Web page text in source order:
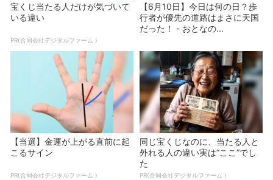
宝くじ当たる人だけが気づいて
いる違い
PR(合同会社デジタルファーム )
【6月10日】今日は何の日？歩
行者が優先の道路はまさに天国
だった！ - おとなの...
【当選】金運が上がる直前に起
こるサイン
PR(合同会社デジタルファーム )
同じ宝くじなのに、当たる人と
外れる人の違い実は“ここ”でし
た
PR(合同会社デジタルファーム )